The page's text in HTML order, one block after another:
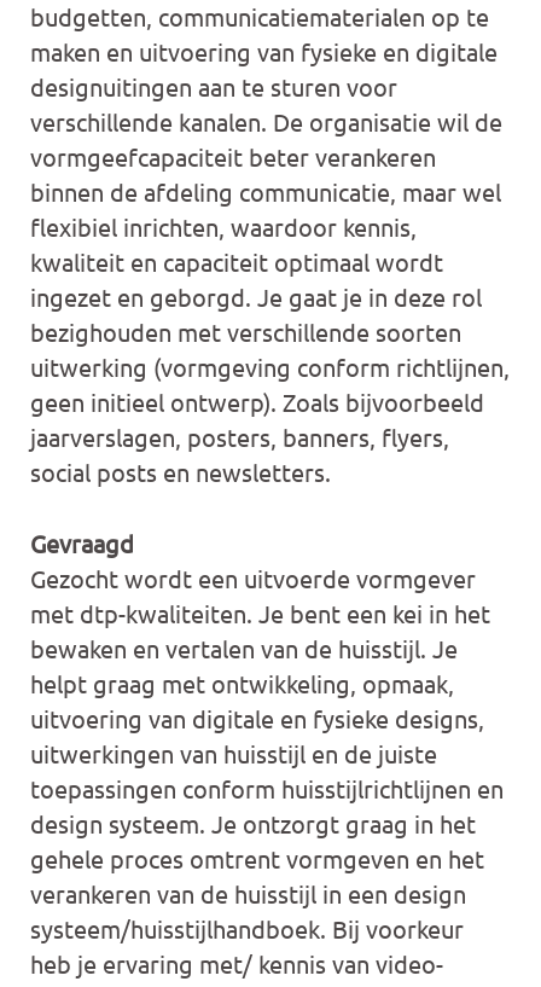
budgetten, communicatiematerialen op te
maken en uitvoering van fysieke en digitale
designuitingen aan te sturen voor
verschillende kanalen. De organisatie wil de
vormgeefcapaciteit beter verankeren
binnen de afdeling communicatie, maar wel
flexibiel inrichten, waardoor kennis,
kwaliteit en capaciteit optimaal wordt
ingezet en geborgd. Je gaat je in deze rol
bezighouden met verschillende soorten
uitwerking (vormgeving conform richtlijnen,
geen initieel ontwerp). Zoals bijvoorbeeld
jaarverslagen, posters, banners, flyers,
social posts en newsletters.
Gevraagd
Gezocht wordt een uitvoerde vormgever
met dtp-kwaliteiten. Je bent een kei in het
bewaken en vertalen van de huisstijl. Je
helpt graag met ontwikkeling, opmaak,
uitvoering van digitale en fysieke designs,
uitwerkingen van huisstijl en de juiste
toepassingen conform huisstijlrichtlijnen en
design systeem. Je ontzorgt graag in het
gehele proces omtrent vormgeven en het
verankeren van de huisstijl in een design
systeem/huisstijlhandboek. Bij voorkeur
heb je ervaring met/ kennis van video-